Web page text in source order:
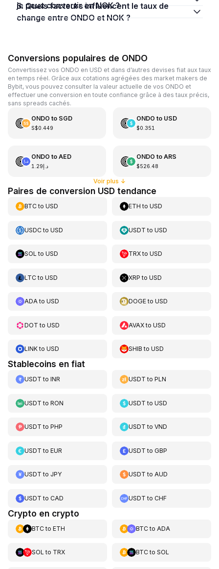
je peux convertir en NOK ?
5. Quels facteurs influencent le taux de
change entre ONDO et NOK ?
Conversions populaires de ONDO
Convertissez vos ONDO en USD et dans d’autres devises fiat aux taux
en temps réel. Grâce aux cotations agrégées des market makers de
Bybit, vous pouvez consulter la valeur actuelle de vos ONDO et
effectuer une conversion en toute confiance grâce à des taux précis,
sans spreads cachés.
ONDO to SGD
S$0.449
ONDO to USD
$0.351
ONDO to AED
د.إ1.29
ONDO to ARS
$526.48
Voir plus ↓
Paires de conversion USD tendance
BTCto USD ETH toUSD
USDCto USD USDT toUSD
SOL to USD TRXtoUSD
LTCto USD XRP toUSD
ADAto USD DOGEtoUSD
DOT to USD AVAXtoUSD
LINKto USD SHIB toUSD
Stablecoins en fiat
USDT to INR USDT toPLN
USDT to RON USDT toUSD
USDT to PHP USDT toVND
USDT to EUR USDT toGBP
USDT to JPY USDT toAUD
USDT to CAD USDT toCHF
Crypto en crypto
BTCto ETH BTCto ADA
SOL to TRX BTCto SOL